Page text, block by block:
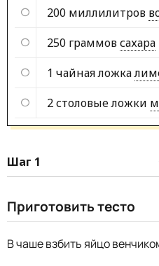
200 миллилитров
250 граммовсахара
1 чайная ложка
2 столовые ложки
Шаг 1
Приготовить тесто
В чаше взбить яйцо